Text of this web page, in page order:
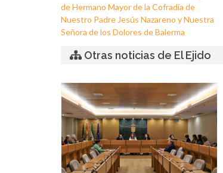
de Hermano Mayor de la Cofradía de
Nuestro Padre Jesús Nazareno y Nuestra
Señora de los Dolores de Balerma
Otras noticias de El Ejido